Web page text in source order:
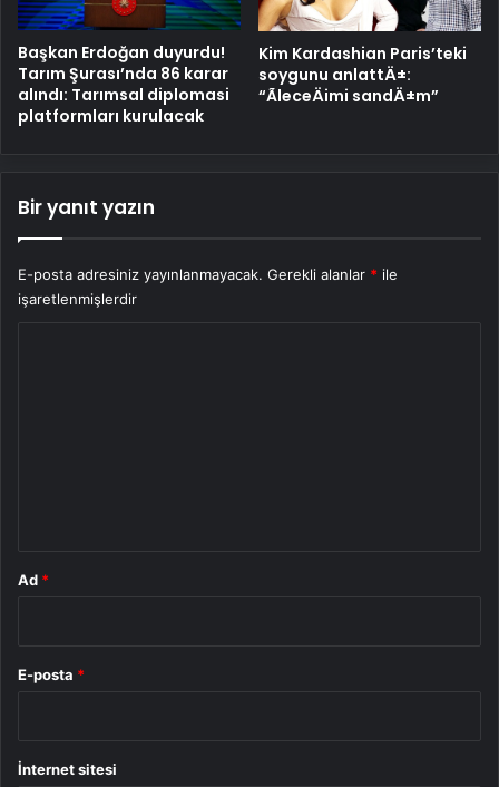
Başkan Erdoğan duyurdu!
Tarım Şurası’nda 86 karar
alındı: Tarımsal diplomasi
platformları kurulacak
Kim Kardashian Paris’teki
soygunu anlattÄ±:
“ÃleceÄimi sandÄ±m”
Bir yanıt yazın
E-posta adresiniz yayınlanmayacak. Gerekli alanlar * ile
işaretlenmişlerdir
Ad *
E-posta *
İnternet sitesi